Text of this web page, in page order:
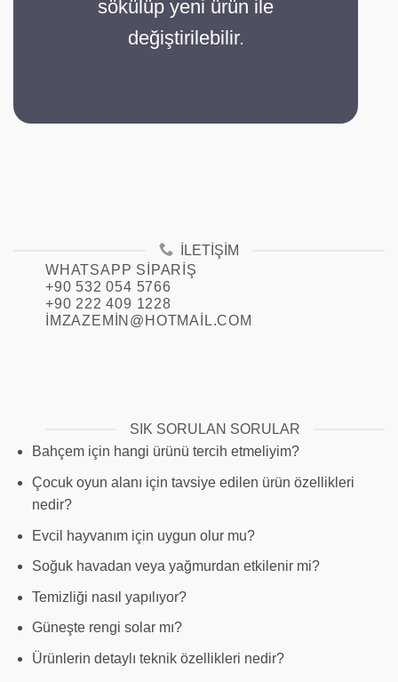
sökülüp yeni ürün ile
değiştirilebilir.
İLETIŞIM
WHATSAPP SIPARIŞ
+90 532 054 5766
+90 222 409 1228
IMZAZEMIN@HOTMAIL.COM
SIK SORULAN SORULAR
Bahçem için hangi ürünü tercih etmeliyim?
Çocuk oyun alanı için tavsiye edilen ürün özellikleri
nedir?
Evcil hayvanım için uygun olur mu?
Soğuk havadan veya yağmurdan etkilenir mi?
Temizliği nasıl yapılıyor?
Güneşte rengi solar mı?
Ürünlerin detaylı teknik özellikleri nedir?